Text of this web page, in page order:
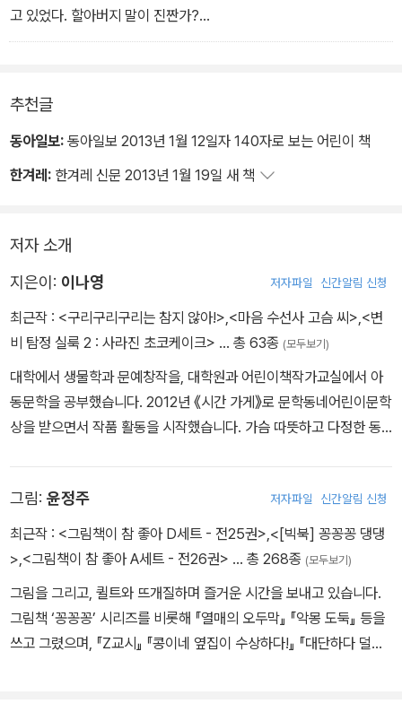
고 있었다. 할아버지 말이 진짠가?
그렇다면 십 분의 시간을 산 것이다. 나는 뛰기 시작했다..... 이렇게
추천글
동아일보: 동아일보 2013년 1월 12일자 140자로 보는 어린이 책
한겨레: 한겨레 신문 2013년 1월 19일 새 책
저자 소개
지은이: 이나영 저자파일 신간알림 신청
최근작 : <구리구리구리는 참지 않아!> <마음 수선사 고슴 씨> <변
비 탐정 실룩 2 : 사라진 초코케이크> … 총 63종 (모두보기)
대학에서 생물학과 문예창작을, 대학원과 어린이책작가교실에서 아
동문학을 공부했습니다. 2012년 《시간 가게》로 문학동네어린이문학
상을 받으면서 작품 활동을 시작했습니다. 가슴 따뜻하고 다정한 동
놀이》 《그날 밤 우리는》 《열세 살의 덩크 슛》, <소원을 들어주는 미
호네> <변비 탐정 실룩> 시리즈 등이 있습니다.
그림: 윤정주 저자파일 신간알림 신청
최근작 : <그림책이 참 좋아 D세트 - 전25권> <[빅북] 꽁꽁꽁 댕댕
> <그림책이 참 좋아 A세트 - 전26권> … 총 268종 (모두보기)
그림을 그리고, 퀼트와 뜨개질하며 즐거운 시간을 보내고 있습니다.
그림책 ‘꽁꽁꽁’ 시리즈를 비롯해 『열매의 오두막』 『악몽 도둑』 등을
쓰고 그렸으며, 『Z교시』 『콩이네 옆집이 수상하다!』 『대단하다 덜렁